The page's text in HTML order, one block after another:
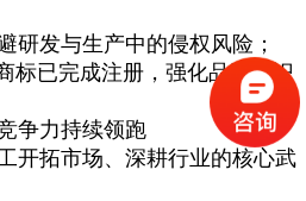
研发与生产中的侵权风险；
标已完成注册，强化品牌知识
争力持续领跑
开拓市场、深耕行业的核心武